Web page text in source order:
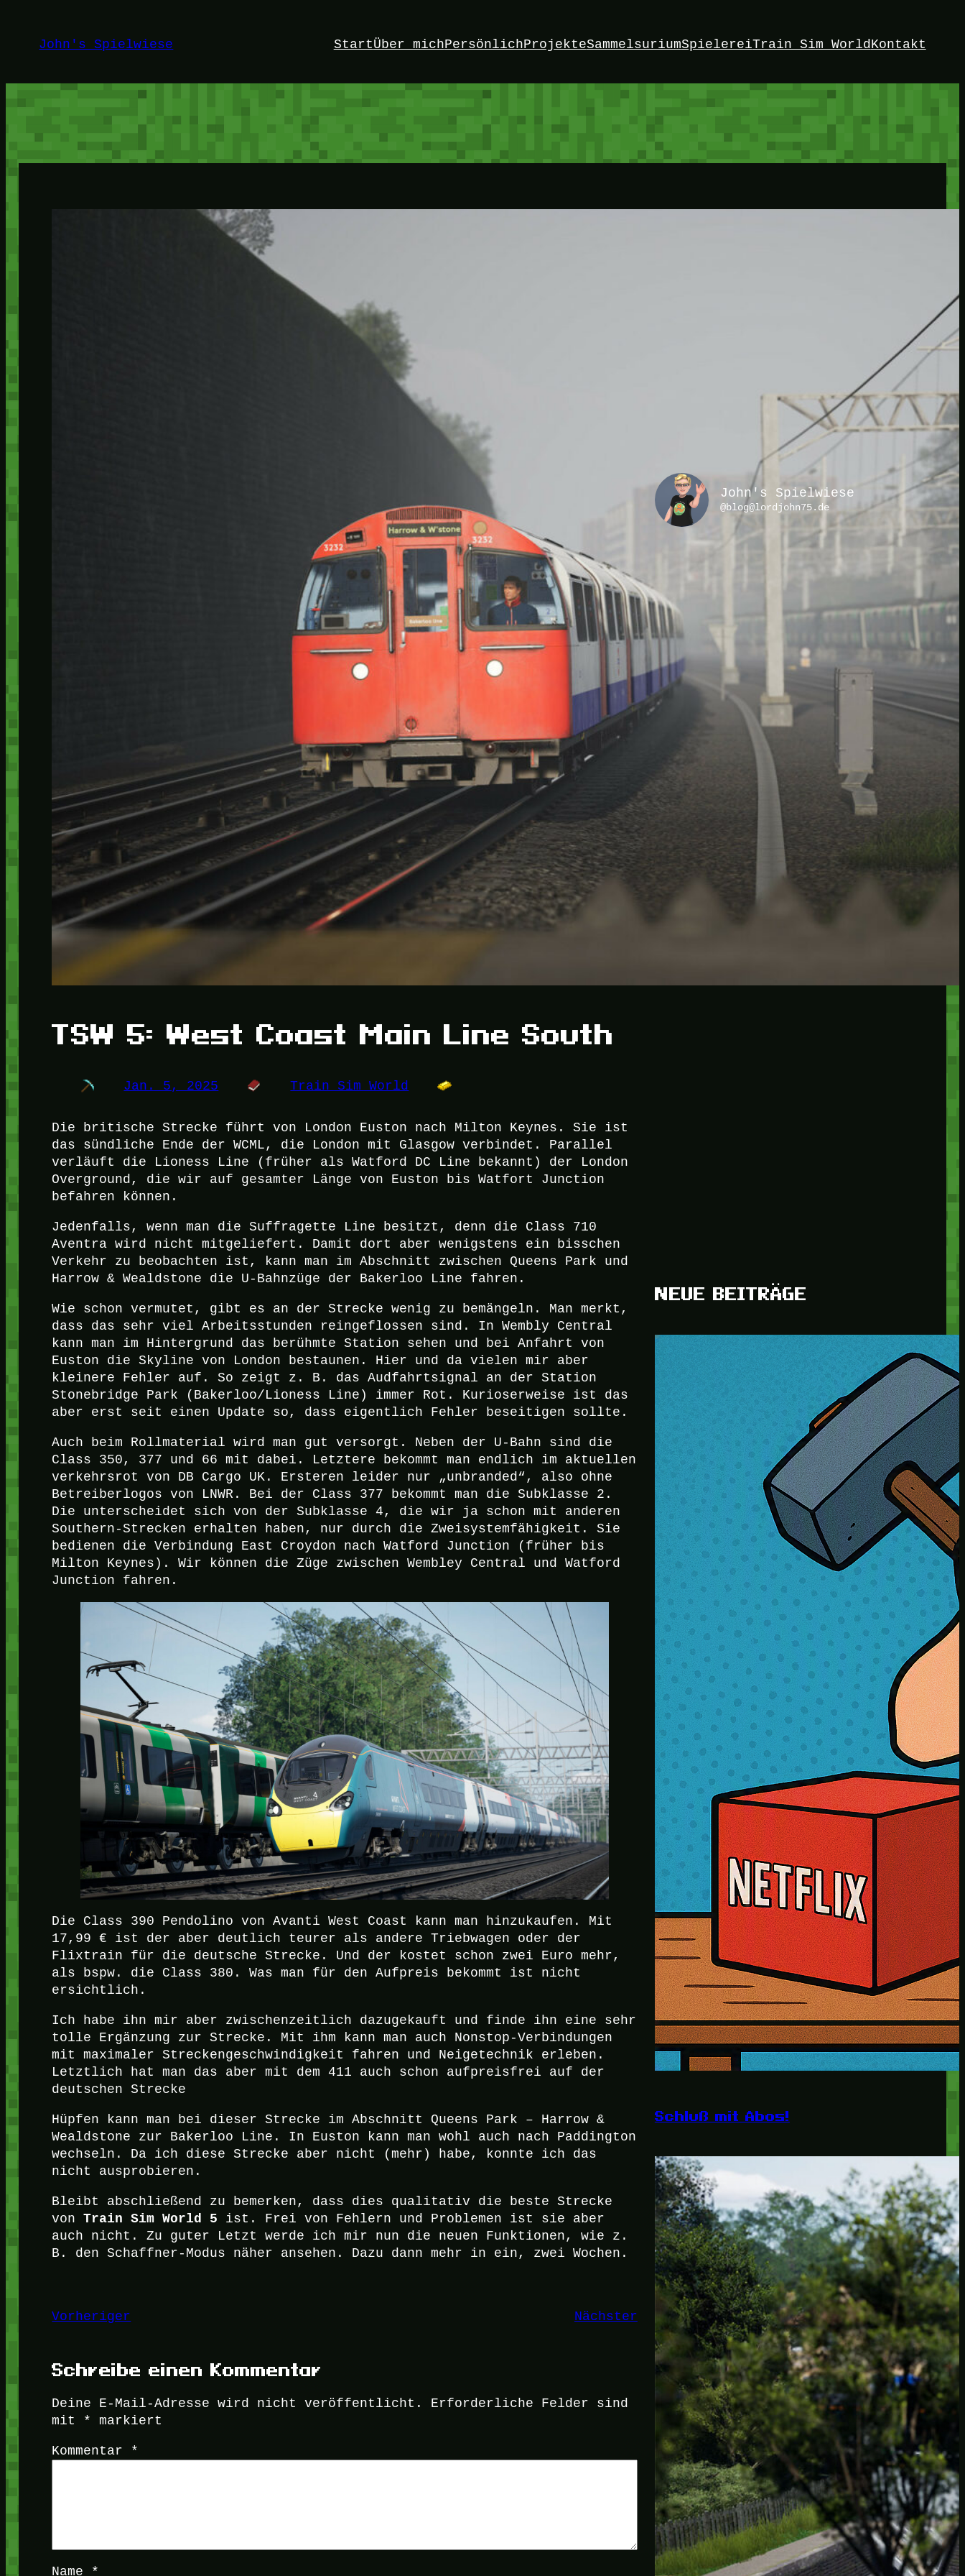
springenJohn's Spielwiese StartÜber michPersönlichProjekteSammelsuriumSpielereiTrain Sim WorldKontakt
TSW 5: West Coast Main Line South
Jan. 5, 2025 Train Sim World
Die britische Strecke führt von London Euston nach Milton Keynes. Sie ist
das sündliche Ende der WCML, die London mit Glasgow verbindet. Parallel
verläuft die Lioness Line (früher als Watford DC Line bekannt) der London
Overground, die wir auf gesamter Länge von Euston bis Watfort Junction
befahren können.
Jedenfalls, wenn man die Suffragette Line besitzt, denn die Class 710
Aventra wird nicht mitgeliefert. Damit dort aber wenigstens ein bisschen
Verkehr zu beobachten ist, kann man im Abschnitt zwischen Queens Park und
Harrow & Wealdstone die U-Bahnzüge der Bakerloo Line fahren.
Wie schon vermutet, gibt es an der Strecke wenig zu bemängeln. Man merkt,
dass das sehr viel Arbeitsstunden reingeflossen sind. In Wembly Central
kann man im Hintergrund das berühmte Station sehen und bei Anfahrt von
Euston die Skyline von London bestaunen. Hier und da vielen mir aber
kleinere Fehler auf. So zeigt z. B. das Audfahrtsignal an der Station
Stonebridge Park (Bakerloo/Lioness Line) immer Rot. Kurioserweise ist das
aber erst seit einen Update so, dass eigentlich Fehler beseitigen sollte.
Auch beim Rollmaterial wird man gut versorgt. Neben der U-Bahn sind die
Class 350, 377 und 66 mit dabei. Letztere bekommt man endlich im aktuellen
verkehrsrot von DB Cargo UK. Ersteren leider nur „unbranded“, also ohne
Betreiberlogos von LNWR. Bei der Class 377 bekommt man die Subklasse 2.
Die unterscheidet sich von der Subklasse 4, die wir ja schon mit anderen
Southern-Strecken erhalten haben, nur durch die Zweisystemfähigkeit. Sie
bedienen die Verbindung East Croydon nach Watford Junction (früher bis
Milton Keynes). Wir können die Züge zwischen Wembley Central und Watford
Junction fahren.
Die Class 390 Pendolino von Avanti West Coast kann man hinzukaufen. Mit
17,99 € ist der aber deutlich teurer als andere Triebwagen oder der
Flixtrain für die deutsche Strecke. Und der kostet schon zwei Euro mehr,
als bspw. die Class 380. Was man für den Aufpreis bekommt ist nicht
ersichtlich.
Ich habe ihn mir aber zwischenzeitlich dazugekauft und finde ihn eine sehr
tolle Ergänzung zur Strecke. Mit ihm kann man auch Nonstop-Verbindungen
mit maximaler Streckengeschwindigkeit fahren und Neigetechnik erleben.
Letztlich hat man das aber mit dem 411 auch schon aufpreisfrei auf der
deutschen Strecke
Hüpfen kann man bei dieser Strecke im Abschnitt Queens Park – Harrow &
Wealdstone zur Bakerloo Line. In Euston kann man wohl auch nach Paddington
wechseln. Da ich diese Strecke aber nicht (mehr) habe, konnte ich das
nicht ausprobieren.
Bleibt abschließend zu bemerken, dass dies qualitativ die beste Strecke
vonTrain Sim World 5 ist. Frei von Fehlern und Problemen ist sie aber
auch nicht. Zu guter Letzt werde ich mir nun die neuen Funktionen, wie z.
B. den Schaffner-Modus näher ansehen. Dazu dann mehr in ein, zwei Wochen.
Vorheriger Nächster
Schreibe einen Kommentar
Deine E-Mail-Adresse wird nicht veröffentlicht.
Erforderliche Felder sind
mit * markiert
Kommentar *
Name *
JOIN THE CLUB
John's Spielwiese
@blog@lordjohn75.de
KATEGORIEN
12Games
Persönlich
Projekte
Sammelsurium
Spielerei
Train Sim World
SPIELMAGAZIN
NEUE BEITRÄGE
Schluß mit Abos!